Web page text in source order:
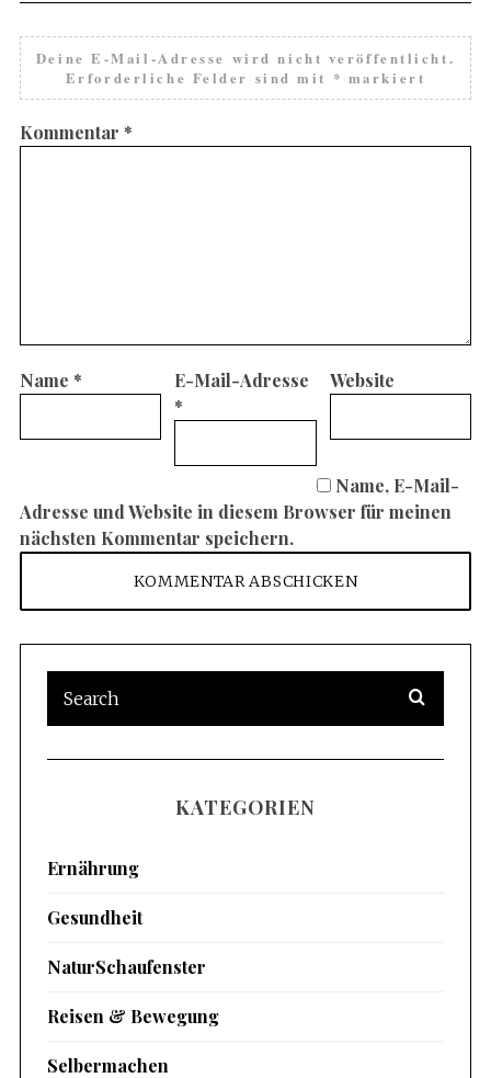
Deine E-Mail-Adresse wird nicht veröffentlicht.
Erforderliche Felder sind mit * markiert
Kommentar *
Name *
E-Mail-Adresse
*
Website
Name, E-Mail-
Adresse und Website in diesem Browser für meinen
nächsten Kommentar speichern.
KATEGORIEN
Ernährung
Gesundheit
NaturSchaufenster
Reisen & Bewegung
Selbermachen